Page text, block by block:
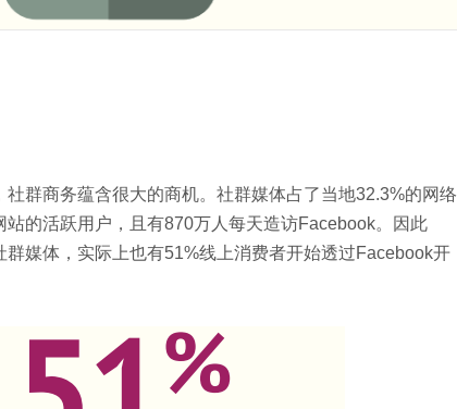
群商务蕴含很大的商机。社群媒体占了当地32.3%的网络
的活跃用户，且有870万人每天造访Facebook。因此
媒体，实际上也有51%线上消费者开始透过Facebook开